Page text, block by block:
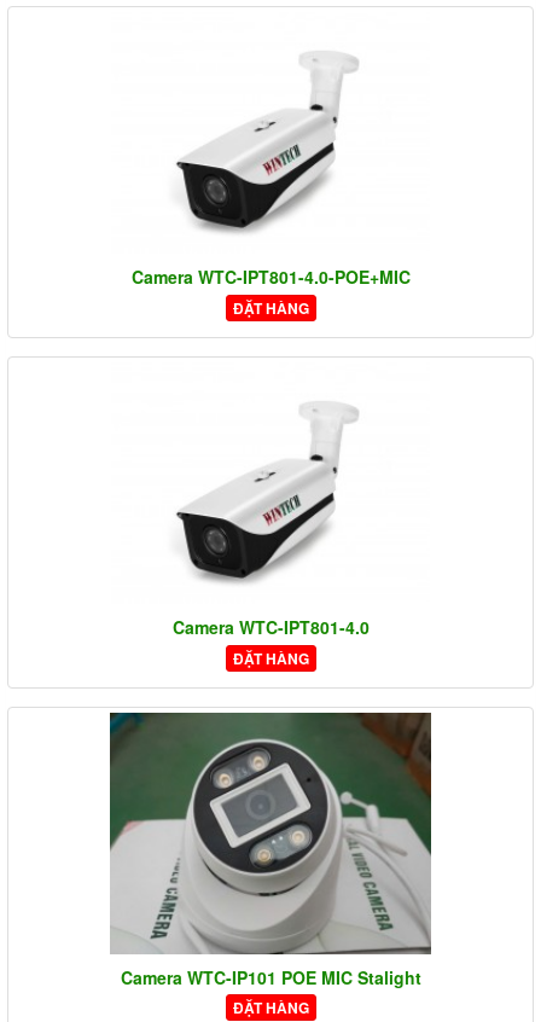
Camera WTC-IPT801-4.0-POE+MIC
ĐẶT HÀNG
Camera WTC-IPT801-4.0
ĐẶT HÀNG
Camera WTC-IP101 POE MIC Stalight
ĐẶT HÀNG